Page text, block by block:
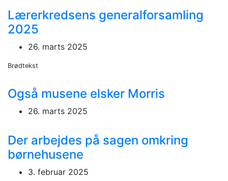
Lærerkredsens generalforsamling
2025
26. marts 2025
Brødtekst
Også musene elsker Morris
26. marts 2025
Der arbejdes på sagen omkring
børnehusene
3. februar 2025